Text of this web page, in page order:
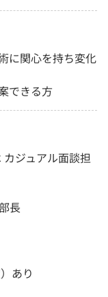
に関心を持ち変化
できる方
ジュアル面談担
長
あり